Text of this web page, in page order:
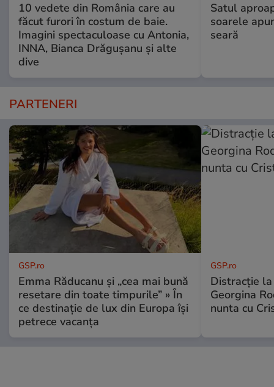
10 vedete din România care au
făcut furori în costum de baie.
Imagini spectaculoase cu Antonia,
INNA, Bianca Drăgușanu și alte
dive
Satul
soarele
seară
PARTENERI
GSP.ro
Emma Răducanu și „cea mai bună
resetare din toate timpurile” » În
ce destinație de lux din Europa își
petrece vacanța
GSP.ro
Distracție
Georgina
nunta cu